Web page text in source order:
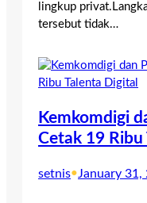
lingkup
tersebut tidak…
Kemkomdigi
Cetak 19 Ribu
setnis• January 31,